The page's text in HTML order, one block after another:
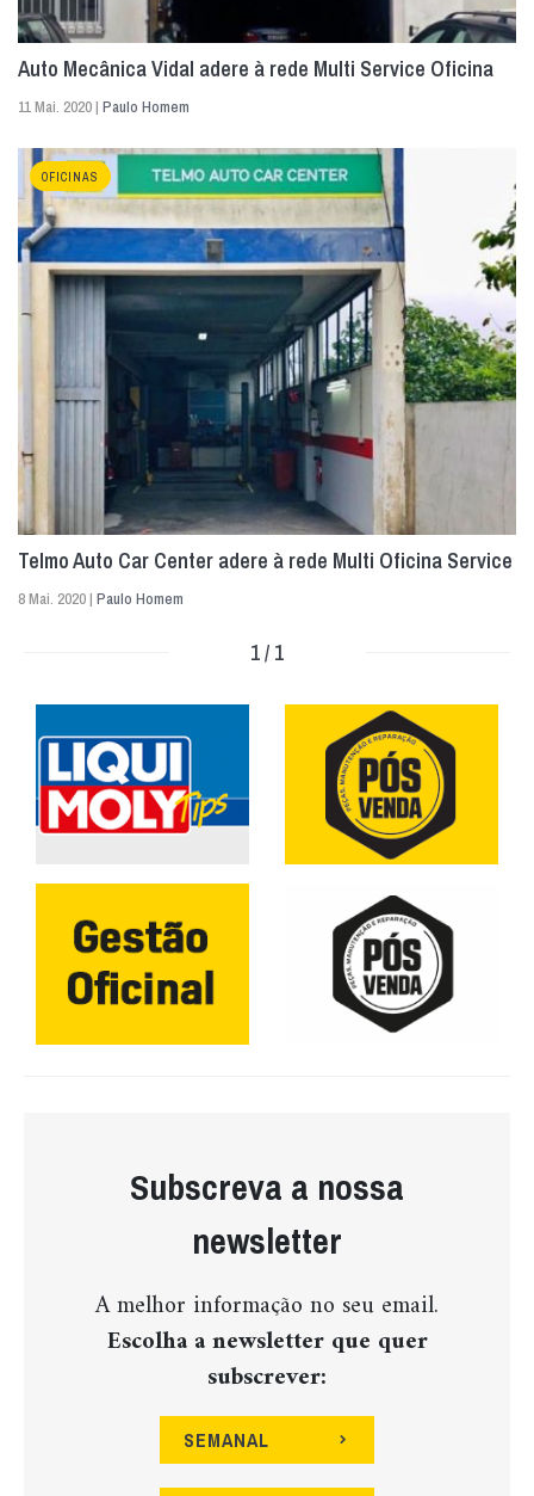
Auto Mecânica Vidal adere à rede Multi Service Oficina
11 Mai. 2020 | Paulo Homem
OFICINAS
Telmo Auto Car Center adere à rede Multi Oficina Service
8 Mai. 2020 | Paulo Homem
1 / 1
Subscreva a nossa
newsletter
A melhor informação no seu email.
Escolha a newsletter que quer
subscrever:
SEMANAL